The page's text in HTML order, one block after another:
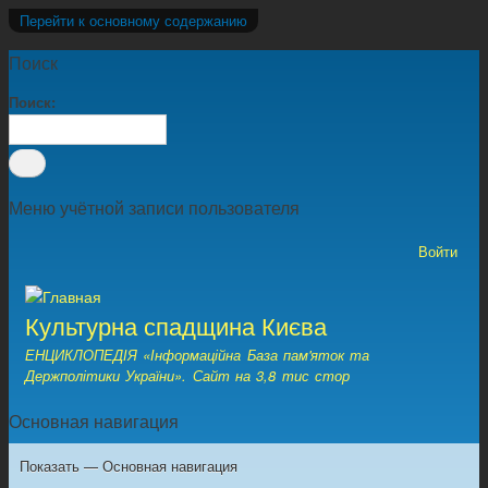
Перейти к основному содержанию
Поиск
Поиск
Меню учётной записи пользователя
Войти
Культурна спадщина Києва
ЕНЦИКЛОПЕДІЯ «Інформаційна База пам'яток та
Держполітики України». Сайт на 3,8 тис стор
Основная навигация
Показать — Основная навигация